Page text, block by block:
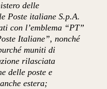
delle
Poste italiane S.p.A.
con l’emblema “PT”
Italiane”, nonché
muniti di
rilasciata
delle poste e
estera;